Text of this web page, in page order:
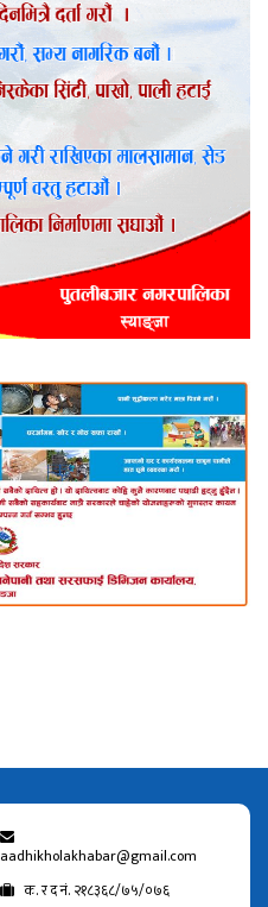
aadhikholakhabar@gmail.com
क. र द नं. २१८३६८/७५/०७६